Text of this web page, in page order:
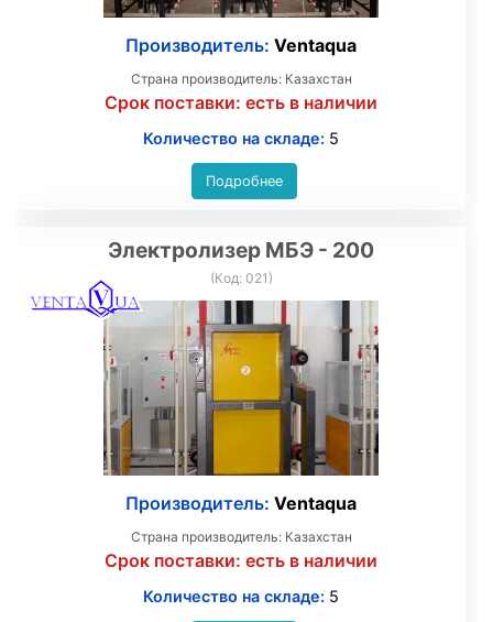
Производитель: Ventaqua
Страна производитель: Казахстан
Срок поставки: есть в наличии
Количество на складе: 5
Подробнее
Электролизер МБЭ - 200
(Код: 021 )
Производитель: Ventaqua
Страна производитель: Казахстан
Срок поставки: есть в наличии
Количество на складе: 5